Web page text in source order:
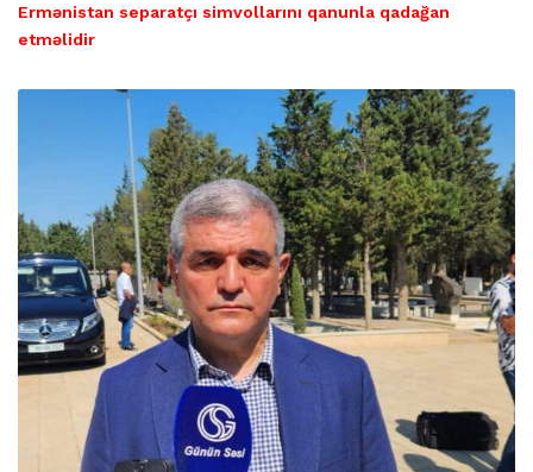
Ermənistan separatçı simvollarını qanunla qadağan
etməlidir